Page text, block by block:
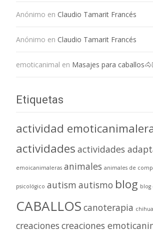
Anónimo en Claudio Tamarit Francés
Anónimo en Claudio Tamarit Francés
emoticanimal en Masajes para
Etiquetas
actividad
actividades actividades
emoicanimaleras animales animales de
psicológico autism autismo blog
CABALLOS canoterapia
creaciones creaciones